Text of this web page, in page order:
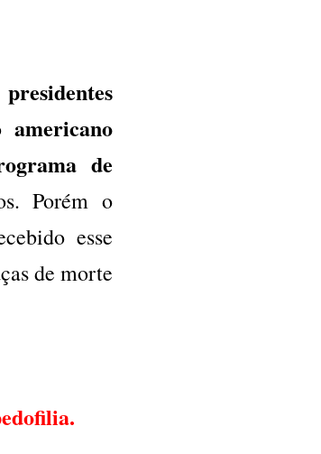
presidentes
americano
de
Porém o
esse
de morte